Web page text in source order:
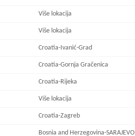
Više lokacija
Više lokacija
Croatia-Ivanić-Grad
Croatia-Gornja Gračenica
Croatia-Rijeka
Više lokacija
Croatia-Zagreb
Bosnia and Herzegovina-SARAJEVO